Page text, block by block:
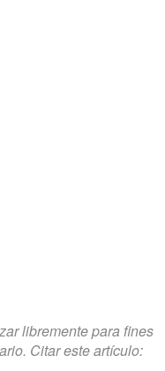
libremente para fines
Citar este artículo: